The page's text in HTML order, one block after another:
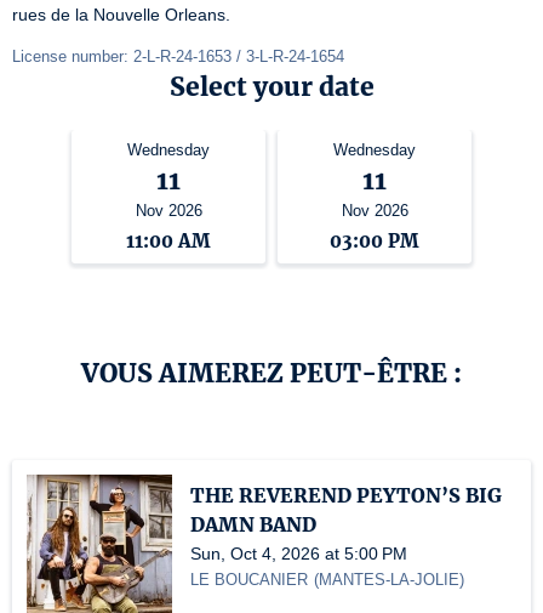
rues de la Nouvelle Orleans.
License number: 2-L-R-24-1653 / 3-L-R-24-1654
Select your date
Wednesday
11
Nov 2026
11:00 AM
Wednesday
11
Nov 2026
03:00 PM
VOUS AIMEREZ PEUT-ÊTRE :
THE REVEREND PEYTON’S BIG
DAMN BAND
Sun, Oct 4, 2026 at 5:00 PM
LE BOUCANIER (MANTES-LA-JOLIE)